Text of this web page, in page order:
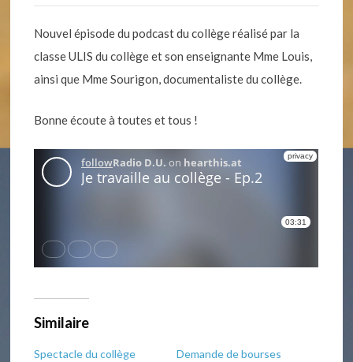
Nouvel épisode du podcast du collège réalisé par la
classe ULIS du collège et son enseignante Mme Louis,
ainsi que Mme Sourigon, documentaliste du collège.
Bonne écoute à toutes et tous !
Similaire
Spectacle du collège
Demande de bourses